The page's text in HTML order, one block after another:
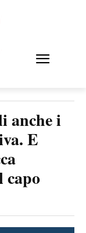
anche i
E
capo